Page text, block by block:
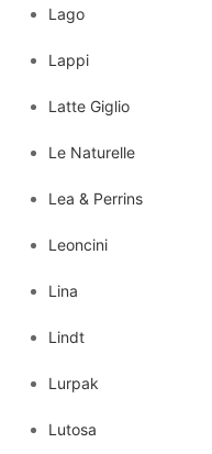
Lago
Lappi
Latte Giglio
Le Naturelle
Lea & Perrins
Leoncini
Lina
Lindt
Lurpak
Lutosa